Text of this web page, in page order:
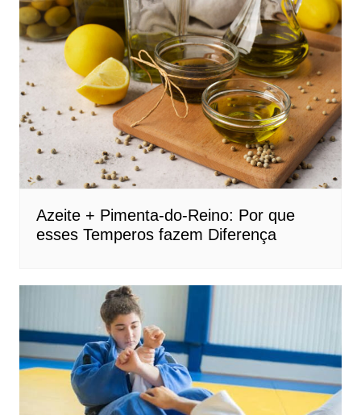
Azeite + Pimenta-do-Reino: Por que
esses Temperos fazem Diferença